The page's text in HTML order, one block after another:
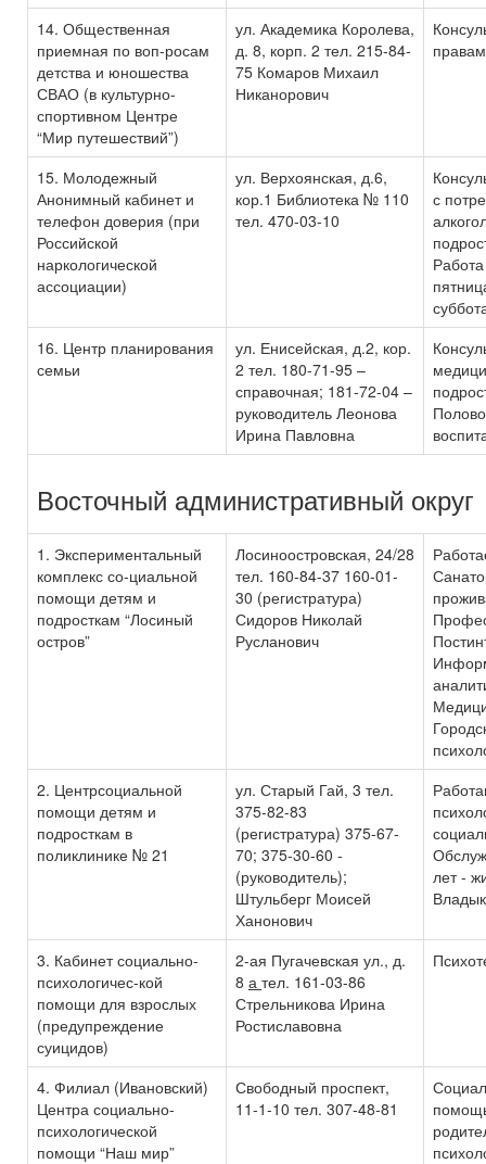
14. Общественная
приемная по воп-росам
детства и юношества
СВАО (в культурно-
спортивном Центре
“Мир путешествий”)
ул. Академика Королева,
д. 8, корп. 2 тел. 215-84-
75 Комаров Михаил
Никанорович
15. Молодежный
Анонимный кабинет и
телефон доверия (при
Российской
наркологической
ассоциации)
ул. Верхоянская, д.6,
кор.1 Библиотека № 110
тел. 470-03-10
с
16. Центр планирования
семьи
ул. Енисейская, д.2, кор.
2 тел. 180-71-95 –
справочная; 181-72-04 –
руководитель Леонова
Ирина Павловна
Восточный административный округ
1. Экспериментальный
комплекс со-циальной
помощи детям и
подросткам “Лосиный
остров”
Лосиноостровская, 24/28
тел. 160-84-37 160-01-
30 (регистратура)
Сидоров Николай
Русланович
2. Центрсоциальной
помощи детям и
подросткам в
поликлинике № 21
ул. Старый Гай, 3 тел.
375-82-83
(регистратура) 375-67-
70; 375-30-60 -
(руководитель);
Штульберг Моисей
Ханонович
лет -
3. Кабинет социально-
психологичес-кой
помощи для взрослых
(предупреждение
суицидов)
2-ая Пугачевская ул., д.
8 а тел. 161-03-86
Стрельникова Ирина
Ростиславовна
4. Филиал (Ивановский)
Центра социально-
психологической
помощи “Наш мир”
Свободный проспект,
11-1-10 тел. 307-48-81